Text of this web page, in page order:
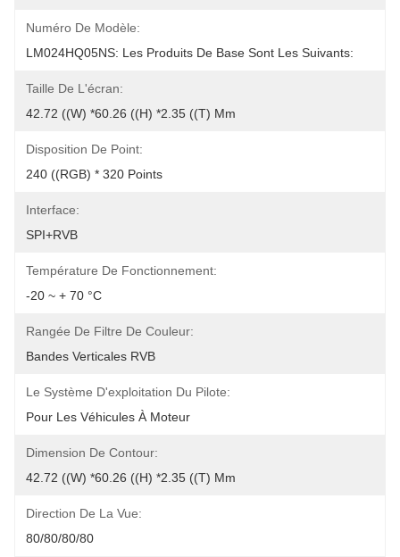
Numéro De Modèle:
LM024HQ05NS: Les Produits De Base Sont Les Suivants:
Taille De L'écran:
42.72 ((W) *60.26 ((H) *2.35 ((T) Mm
Disposition De Point:
240 ((RGB) * 320 Points
Interface:
SPI+RVB
Température De Fonctionnement:
-20 ~ + 70 °C
Rangée De Filtre De Couleur:
Bandes Verticales RVB
Le Système D'exploitation Du Pilote:
Pour Les Véhicules À Moteur
Dimension De Contour:
42.72 ((W) *60.26 ((H) *2.35 ((T) Mm
Direction De La Vue:
80/80/80/80